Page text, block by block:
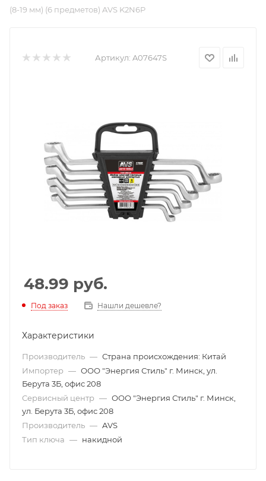
(8-19 мм) (6 предметов) AVS K2N6P
Артикул: A07647S
48.99 руб.
Под заказ Нашли дешевле?
Характеристики
Производитель — Страна происхождения: Китай
Импортер — ООО "Энергия Стиль" г. Минск, ул.
Берута 3Б, офис 208
Сервисный центр — ООО "Энергия Стиль" г. Минск,
ул. Берута 3Б, офис 208
Производитель — AVS
Тип ключа — накидной